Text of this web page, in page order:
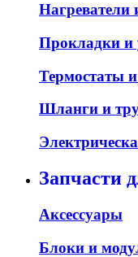
Прокладки и
Термостаты
Шланги и
Запчасти
Аксессуары
Блоки и